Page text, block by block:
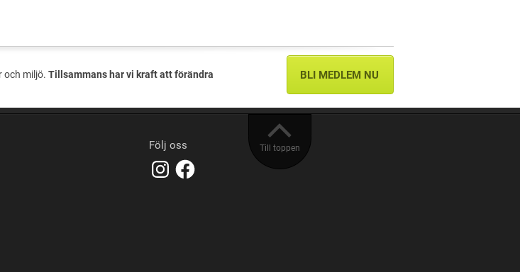
och miljö. Tillsammans har vi kraft att förändra BLI MEDLEM NU
Till toppen
Följ oss